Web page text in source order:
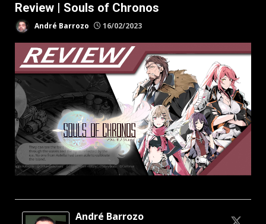
Review | Souls of Chronos
André Barrozo 16/02/2023
André Barrozo